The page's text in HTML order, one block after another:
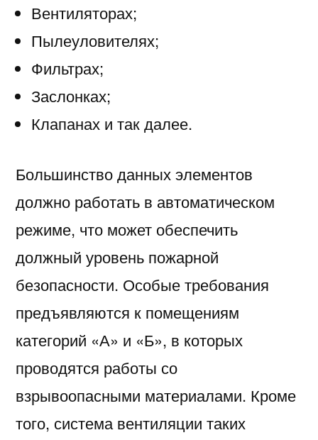
Вентиляторах;
Пылеуловителях;
Фильтрах;
Заслонках;
Клапанах и так далее.
Большинство данных элементов
должно работать в автоматическом
режиме, что может обеспечить
должный уровень пожарной
безопасности. Особые требования
предъявляются к помещениям
категорий «А» и «Б», в которых
проводятся работы со
взрывоопасными материалами. Кроме
того, система вентиляции таких